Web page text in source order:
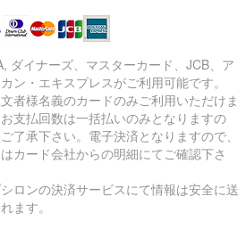
ダイナーズ、マスターカード、JCB、ア
ン・エキスプレスがご利用可能です。
者様名義のカードのみご利用いただけま
支払回数は一括払いのみとなりますの
了承下さい。電子決済となりますので、
カード会社からの明細にてご確認下さ
ロンの決済サービスにて情報は安全に送
ます。